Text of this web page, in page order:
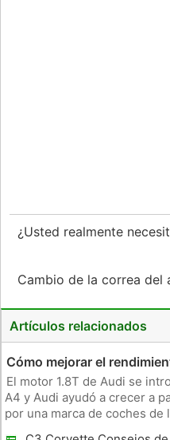
¿Usted realmente
Cambio de la correa del
Artículos relacionados
Cómo mejorar el
El motor 1.8T de Audi se
A4 y Audi ayudó a crecer a
por una marca de coches de